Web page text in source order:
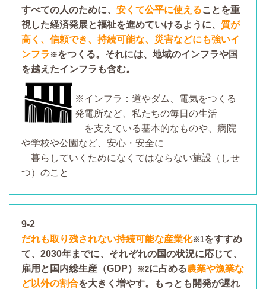
すべての人のために、 安くて公平に使えることを重
視した経済発展と福祉を進めていけるように、 質が
高く、信頼でき、持続可能な、災害などにも強いイ
ンフラ ※をつくる。それには、地域のインフラや国
を越えたインフラも含む。
※インフラ：道やダム、電気をつくる
発電所など、私たちの毎日の生活
を支えている基本的なものや、病院
や学校や公園など、安心・安全に
暮らしていくためになくてはならない施設（しせ
つ）のこと
9-2
だれも取り残されない持続可能な産業化※1をすすめ
て、2030年までに、それぞれの国の状況に応じて、
雇用と国内総生産（GDP）
※2に占める農業や漁業な
ど以外の割合を大きく増やす。もっとも開発が遅れ